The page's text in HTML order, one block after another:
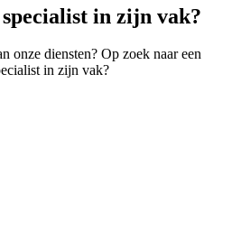
in zijn vak?
onze diensten? Op zoek naar een
in zijn vak?